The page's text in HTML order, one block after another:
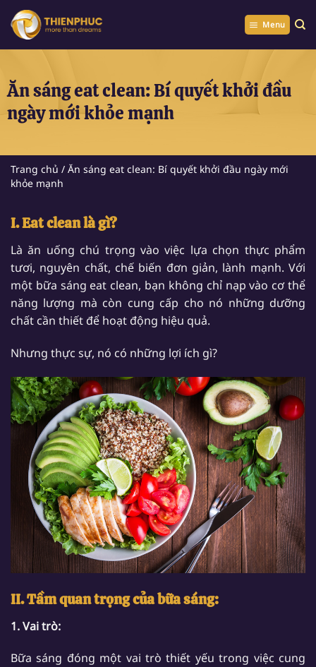
Chuyển
đến
Menu
Ăn sáng eat clean: Bí quyết khởi đầu
ngày mới khỏe mạnh
Trang chủ / Ăn sáng eat clean: Bí quyết khởi đầu ngày mới
khỏe mạnh
I. Eat clean là gì?
Là ăn uống chú trọng vào việc lựa chọn thực phẩm
tươi, nguyên chất, chế biến đơn giản, lành mạnh. Với
một bữa sáng eat clean, bạn không chỉ nạp vào cơ thể
năng lượng mà còn cung cấp cho nó những dưỡng
chất cần thiết để hoạt động hiệu quả.
Nhưng thực sự, nó có những lợi ích gì?
II. Tầm quan trọng của bữa sáng:
1. Vai trò:
Bữa sáng đóng một vai trò thiết yếu trong việc cung